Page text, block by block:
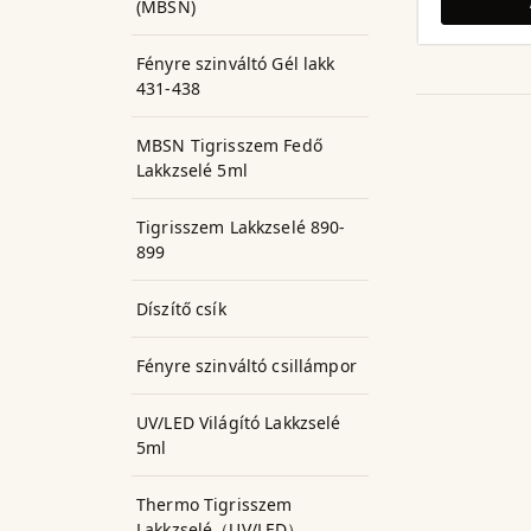
(MBSN)
Fényre szinváltó Gél lakk
431-438
MBSN Tigrisszem Fedő
Lakkzselé 5ml
Tigrisszem Lakkzselé 890-
899
Díszítő csík
Fényre szinváltó csillámpor
UV/LED Világító Lakkzselé
5ml
Thermo Tigrisszem